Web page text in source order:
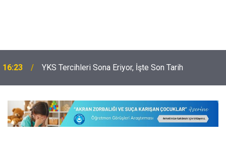
16:23 YKS Tercihleri Sona Eriyor, İşte Son Tarih